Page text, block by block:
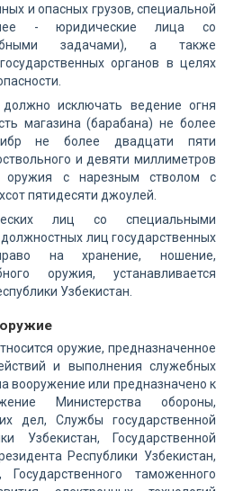
и опасных грузов, специальной
- юридические лица со
задачами), а также
органов в целях
исключать ведение огня
магазина (барабана) не более
не более двадцати пяти
и девяти миллиметров
оружия с нарезным стволом с
пятидесяти джоулей.
лиц со специальными
лиц государственных
на хранение, ношение,
оружия, устанавливается
Узбекистан.
оружие, предназначенное
и выполнения служебных
вооружение или предназначено к
Министерства обороны,
дел, Службы государственной
Узбекистан, Государственной
Республики Узбекистан,
Государственного таможенного